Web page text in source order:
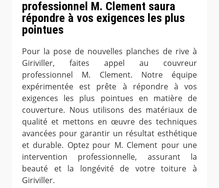
professionnel M. Clement saura
répondre à vos exigences les plus
pointues
Pour la pose de nouvelles planches de rive à
Giriviller, faites appel au couvreur
professionnel M. Clement. Notre équipe
expérimentée est prête à répondre à vos
exigences les plus pointues en matière de
couverture. Nous utilisons des matériaux de
qualité et mettons en œuvre des techniques
avancées pour garantir un résultat esthétique
et durable. Optez pour M. Clement pour une
intervention professionnelle, assurant la
beauté et la longévité de votre toiture à
Giriviller.